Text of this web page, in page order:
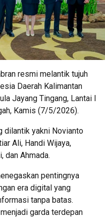
resmi melantik tujuh
Daerah Kalimantan
Jayang Tingang, Lantai I
Kamis (7/5/2026).
dilantik yakni Novianto
Ali, Handi Wijaya,
dan Ahmada.
pentingnya
era digital yang
tanpa batas.
garda terdepan